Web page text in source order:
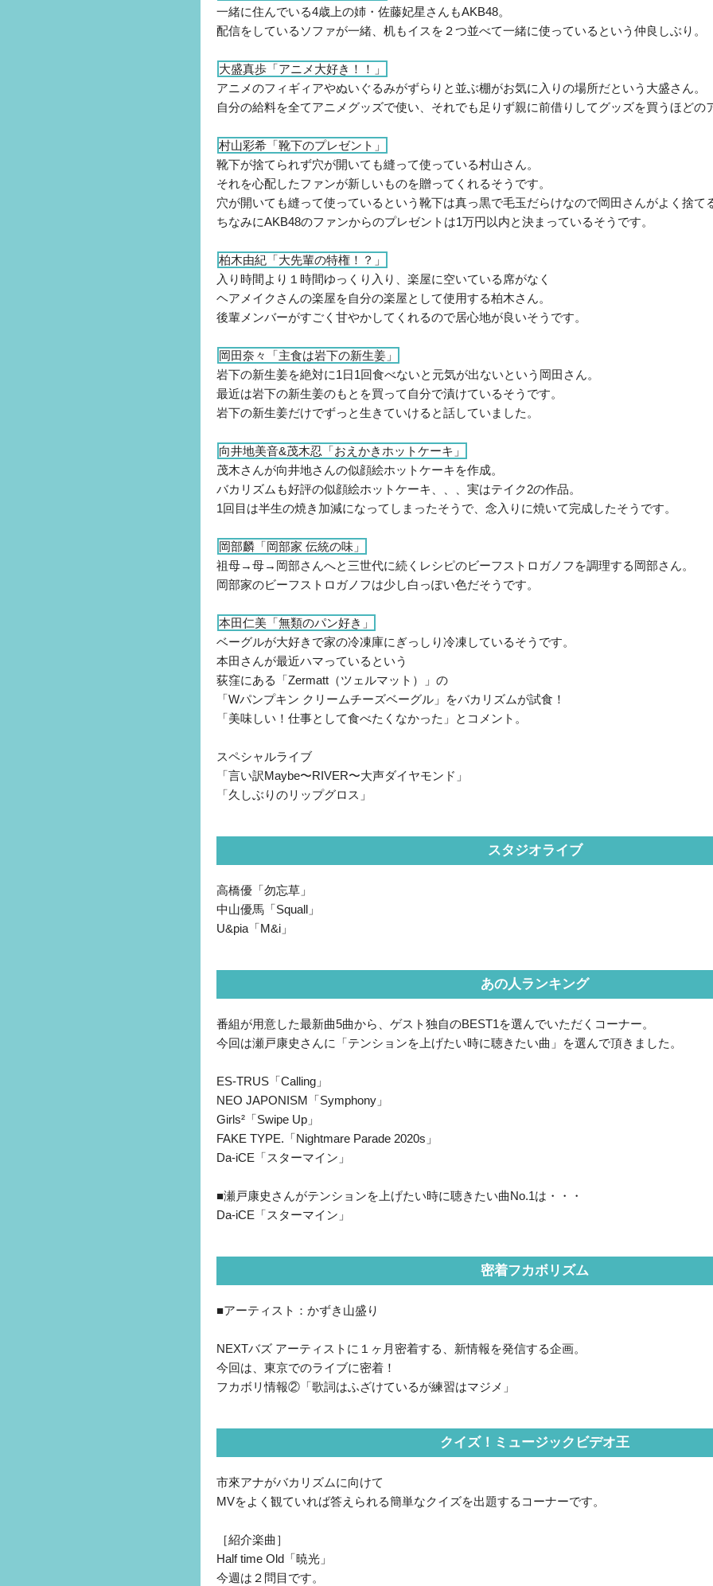
一緒に住んでいる4歳上の姉・佐藤妃星さんもAKB48。
配信をしているソファが一緒、机もイスを２つ並べて一緒に使っているという仲良しぶり。
大盛真歩「アニメ大好き！！」
アニメのフィギィアやぬいぐるみがずらりと並ぶ棚がお気に入りの場所だという大盛さん。
自分の給料を全てアニメグッズで使い、それでも足りず親に前借りしてグッズを買うほどの
村山彩希「靴下のプレゼント」
靴下が捨てられず穴が開いても縫って使っている村山さん。
それを心配したファンが新しいものを贈ってくれるそうです。
穴が開いても縫って使っているという靴下は真っ黒で毛玉だらけなので岡田さんがよく捨て
ちなみにAKB48のファンからのプレゼントは1万円以内と決まっているそうです。
柏木由紀「大先輩の特権！？」
入り時間より１時間ゆっくり入り、楽屋に空いている席がなく
ヘアメイクさんの楽屋を自分の楽屋として使用する柏木さん。
後輩メンバーがすごく甘やかしてくれるので居心地が良いそうです。
岡田奈々「主食は岩下の新生姜」
岩下の新生姜を絶対に1日1回食べないと元気が出ないという岡田さん。
最近は岩下の新生姜のもとを買って自分で漬けているそうです。
岩下の新生姜だけでずっと生きていけると話していました。
向井地美音&茂木忍「おえかきホットケーキ」
茂木さんが向井地さんの似顔絵ホットケーキを作成。
バカリズムも好評の似顔絵ホットケーキ、、、実はテイク2の作品。
1回目は半生の焼き加減になってしまったそうで、念入りに焼いて完成したそうです。
岡部麟「岡部家 伝統の味」
祖母→母→岡部さんへと三世代に続くレシピのビーフストロガノフを調理する岡部さん。
岡部家のビーフストロガノフは少し白っぽい色だそうです。
本田仁美「無類のパン好き」
ベーグルが大好きで家の冷凍庫にぎっしり冷凍しているそうです。
本田さんが最近ハマっているという
荻窪にある「Zermatt（ツェルマット）」の
「Wパンプキン クリームチーズベーグル」をバカリズムが試食！
「美味しい！仕事として食べたくなかった」とコメント。
スペシャルライブ
「言い訳Maybe〜RIVER〜大声ダイヤモンド」
「久しぶりのリップグロス」
スタジオライブ
高橋優「勿忘草」
中山優馬「Squall」
U&pia「M&i」
あの人ランキング
番組が用意した最新曲5曲から、ゲスト独自のBEST1を選んでいただくコーナー。
今回は瀬戸康史さんに「テンションを上げたい時に聴きたい曲」を選んで頂きました。
ES-TRUS「Calling」
NEO JAPONISM「Symphony」
Girls²「Swipe Up」
FAKE TYPE.「Nightmare Parade 2020s」
Da-iCE「スターマイン」
■瀬戸康史さんがテンションを上げたい時に聴きたい曲No.1は・・・
Da-iCE「スターマイン」
密着フカボリズム
■アーティスト：かずき山盛り
NEXTバズ アーティストに１ヶ月密着する、新情報を発信する企画。
今回は、東京でのライブに密着！
フカボリ情報②「歌詞はふざけているが練習はマジメ」
クイズ！ミュージックビデオ王
市來アナがバカリズムに向けて
MVをよく観ていれば答えられる簡単なクイズを出題するコーナーです。
［紹介楽曲］
Half time Old「暁光」
今週は２問目です。